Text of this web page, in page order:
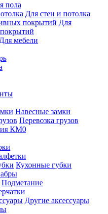
пола
Для стен и потолка
Для
Для мебели
Навесные замки
Перевозка грузов
КМ0
Кухонные губки
Подметание
Другие аксессуары